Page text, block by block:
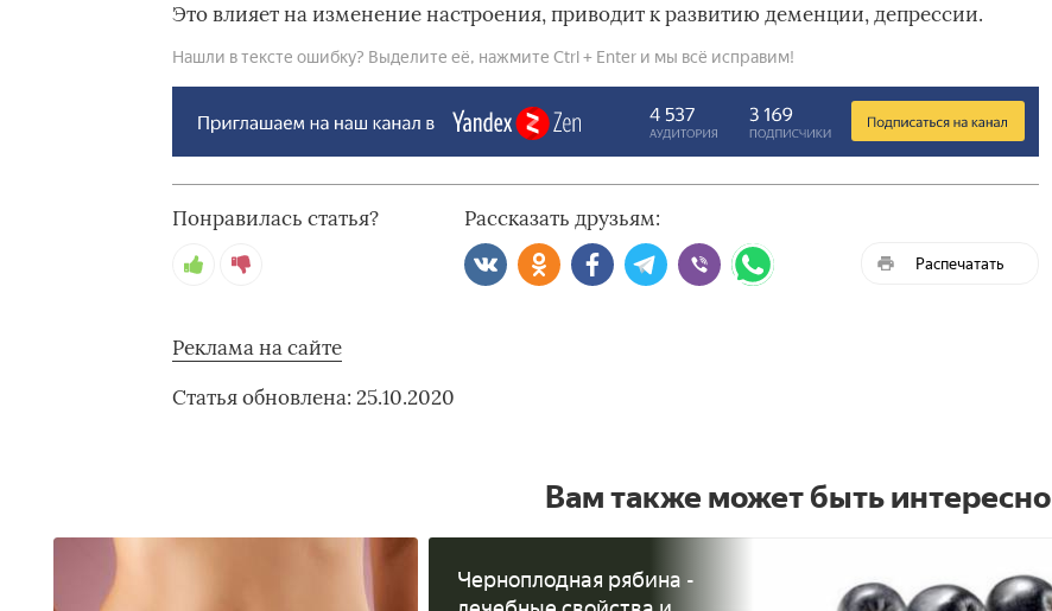
Это влияет на изменение настроения, приводит к развитию деменции, депрессии.
Нашли в тексте ошибку? Выделите её, нажмите Ctrl + Enter и мы всё исправим!
Понравилась статья? Рассказать друзьям:
Распечатать
Реклама на сайте
Статья обновлена: 25.10.2020
Вам также может быть интересно
Черноплодная рябина -